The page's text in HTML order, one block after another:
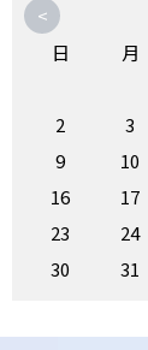
<
日
月
2
3
9
10
16
17
23
24
30
31